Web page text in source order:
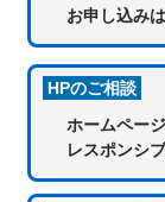
お申し込みは
HPのご相談
ホームペー
レスポンシ